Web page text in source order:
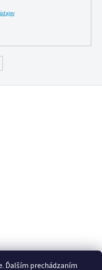
Ďalším prechádzaním